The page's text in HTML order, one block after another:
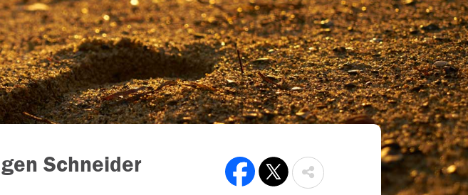
Schneider